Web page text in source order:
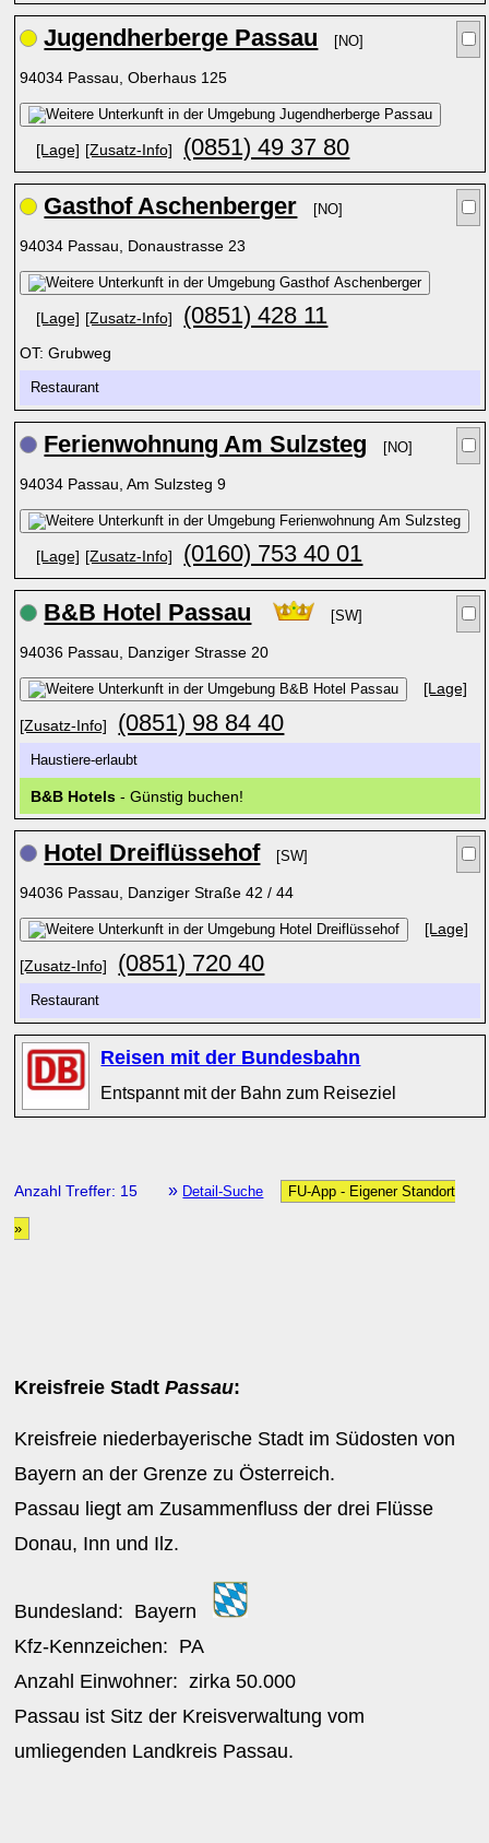
Jugendherberge Passau [NO]
94034 Passau, Oberhaus 125
[Lage] [Zusatz-Info] (0851) 49 37 80
Gasthof Aschenberger [NO]
94034 Passau, Donaustrasse 23
[Lage] [Zusatz-Info] (0851) 428 11
OT: Grubweg
Restaurant
Ferienwohnung Am Sulzsteg [NO]
94034 Passau, Am Sulzsteg 9
[Lage] [Zusatz-Info] (0160) 753 40 01
B&B Hotel Passau [SW]
94036 Passau, Danziger Strasse 20
[Lage]
[Zusatz-Info] (0851) 98 84 40
Haustiere-erlaubt
B&B Hotels - Günstig buchen!
Hotel Dreiflüssehof [SW]
94036 Passau, Danziger Straße 42 / 44
[Lage]
[Zusatz-Info] (0851) 720 40
Restaurant
Reisen mit der Bundesbahn
Entspannt mit der Bahn zum Reiseziel
Anzahl Treffer: 15 » Detail-Suche FU-App - Eigener Standort
»
Kreisfreie StadtPassau:
Kreisfreie niederbayerische Stadt im Südosten von
Bayern an der Grenze zu Österreich.
Passau liegt am Zusammenfluss der drei Flüsse
Donau, Inn und Ilz.
Bundesland: Bayern
Kfz-Kennzeichen: PA
Anzahl Einwohner: zirka50.000
Passau ist Sitz der Kreisverwaltung vom
umliegenden Landkreis Passau.